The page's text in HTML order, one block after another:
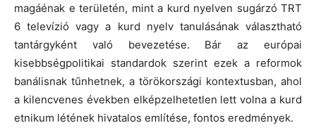
magáénak e területén, mint a kurd nyelven sugárzó TRT
6 televízió vagy a kurd nyelv tanulásának választható
tantárgyként való bevezetése. Bár az európai
kisebbségpolitikai standardok szerint ezek a reformok
banálisnak tűnhetnek, a törökországi kontextusban, ahol
a kilencvenes években elképzelhetetlen lett volna a kurd
etnikum létének hivatalos említése, fontos eredmények.